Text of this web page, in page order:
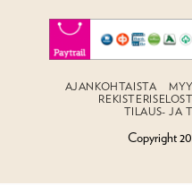
AJANKOHTAISTA
TILAUS- JA
Copyright